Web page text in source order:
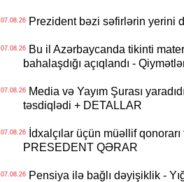
07.08.26Prezident bəzi səfirlərin yerini
07.08.26Bu il Azərbaycanda tikinti
bahalaşdığı açıqlandı -
07.08.26Media və Yayım Şurası
təsdiqlədi + DETALLAR
07.08.26İdxalçılar üçün müəllif
PRESEDENT QƏRAR
07.08.26Pensiya ilə bağlı dəyişiklik -